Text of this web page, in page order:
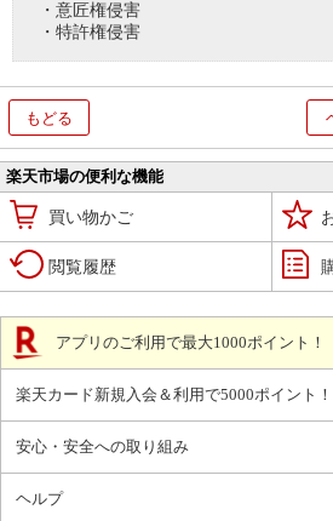
・意匠権侵害
・特許権侵害
もどる
楽天市場の便利な機能
買い物かご
閲覧履歴
アプリのご利用で最大1000ポイント！
楽天カード新規入会＆利用で5000ポイント！
安心・安全への取り組み
ヘルプ